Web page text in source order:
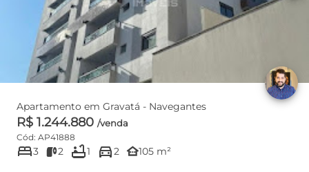
Apartamento em Gravatá - Navegantes
R$ 1.244.880 /venda
Cód: AP41888
bed3 2 bathtub1 directions_car2 other_houses105 m²